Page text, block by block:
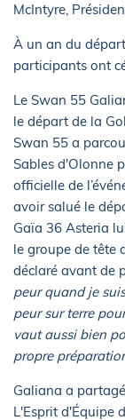
McIntyre,
À un an du
participants ont
Le Swan 55
le départ de la
Swan 55 a
Sables d'Olonne
officielle de
avoir salué le
Gaïa 36 Asteria
le groupe de tête
déclaré avant de
peur quand je
peur sur terre
vaut aussi bien
propre
Galiana a
L'Esprit d'Équipe